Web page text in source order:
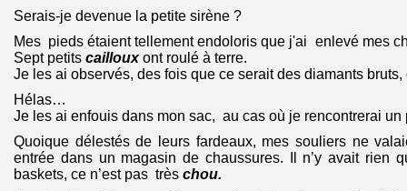
Serais-je devenue la petite sirène ?
Mes pieds étaient tellement endoloris que j'ai enlevé mes
Sept petits caillouxont roulé à terre.
Je les ai observés, des fois que ce serait des diamants
Hélas…
Je les ai enfouis dans mon sac, au cas où je rencontrerai un
Quoique délestés de leurs fardeaux, mes souliers ne
entrée dans un magasin de chaussures. Il n’y avait rien
baskets, ce n’est pas très chou.